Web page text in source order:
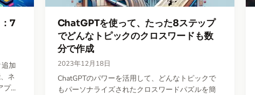
7
加
ネ
プ
ChatGPTを使って、たった8ステップ
でどんなトピックのクロスワードも数
分で作成
2023年12月18日
ChatGPTのパワーを活用して、どんなトピックで
もパーソナライズされたクロスワードパズルを簡